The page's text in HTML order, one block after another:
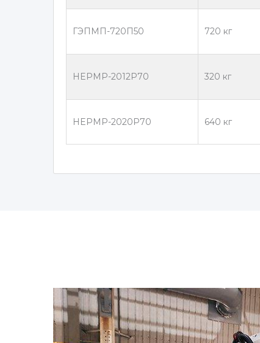
ГЭПМП-720П50 720 кг
HEPMP-2012P70 320 кг
HEPMP-2020P70 640 кг